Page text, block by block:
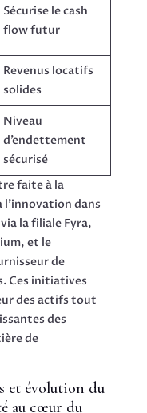
Sécurise le cash
flow futur
Revenus locatifs
solides
Niveau
d’endettement
sécurisé
faite à la
dans
la filiale Fyra,
et le
de
Ces initiatives
des actifs tout
des
de
et évolution du
au cœur du